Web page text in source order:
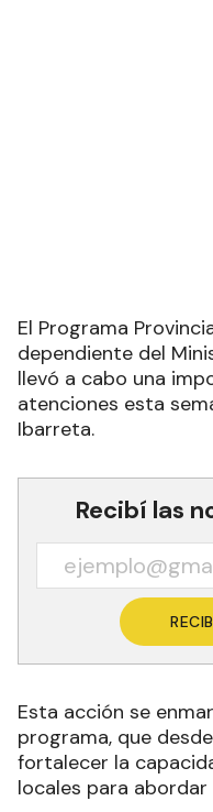
El Programa
dependiente del
llevó a cabo una
atenciones esta
Ibarreta.
Recibí las
Esta acción se
programa, que
fortalecer la
locales para